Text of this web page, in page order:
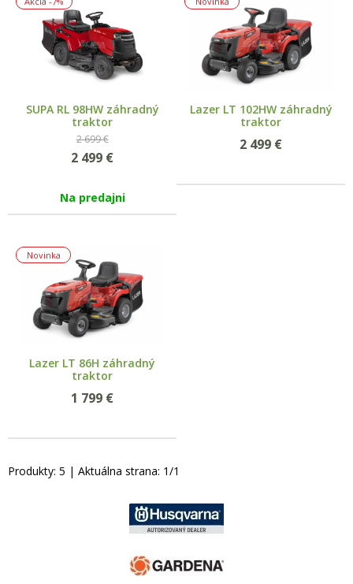
SUPA RL 98HW záhradný
traktor
2 699 €
2 499 €
Na predajni
Lazer LT 102HW záhradný
traktor
2 499 €
Novinka
Lazer LT 86H záhradný
traktor
1 799 €
Produkty: 5 | Aktuálna strana: 1/1